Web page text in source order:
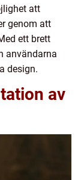
att
genom att
ett brett
användarna
design.
av